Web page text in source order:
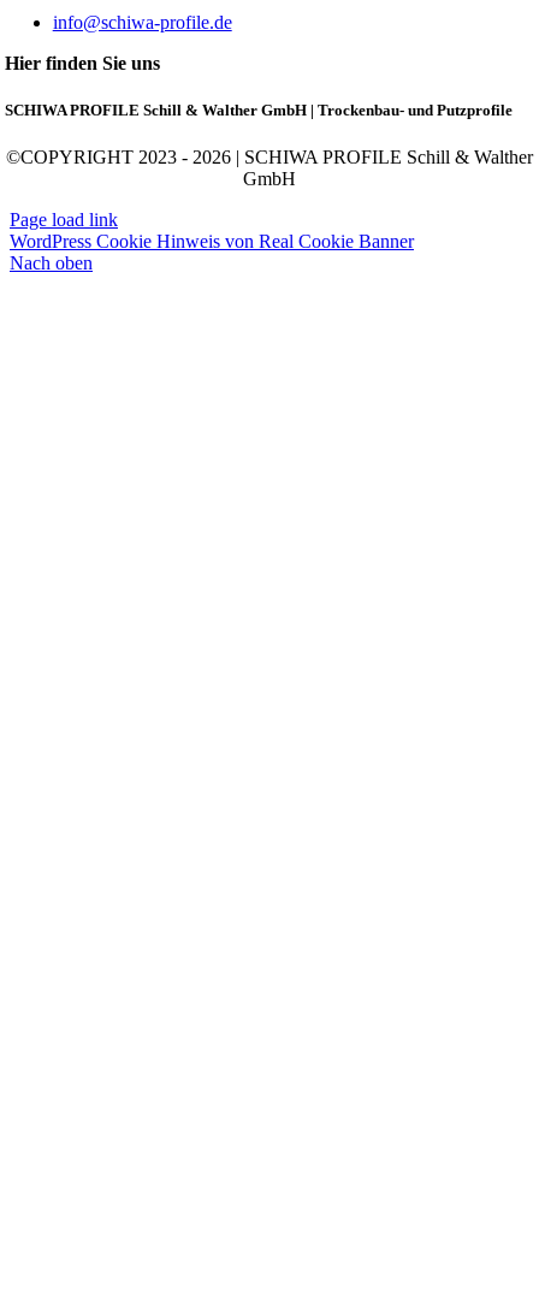
info@schiwa-profile.de
Hier finden Sie uns
SCHIWA PROFILE Schill & Walther GmbH | Trockenbau- und Putzprofile
©COPYRIGHT 2023 - 2026 | SCHIWA PROFILE Schill & Walther
GmbH
Page load link
WordPress Cookie Hinweis von Real Cookie Banner
Nach oben